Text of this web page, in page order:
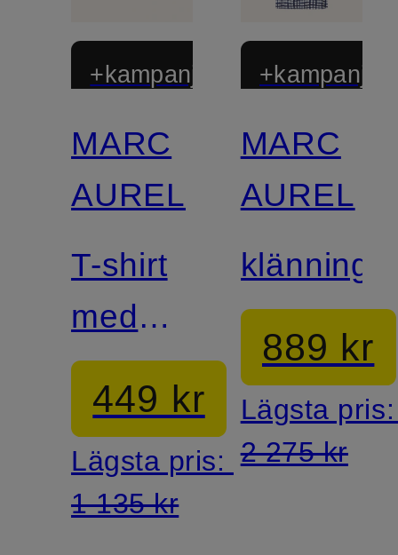
+kampanjrabatt
MARC
AUREL
T-shirt
med
smyckestenar
449 kr
Lägsta pris:
1 135 kr
MARC
AUREL
klänning
889 kr
Lägsta
2 275 kr